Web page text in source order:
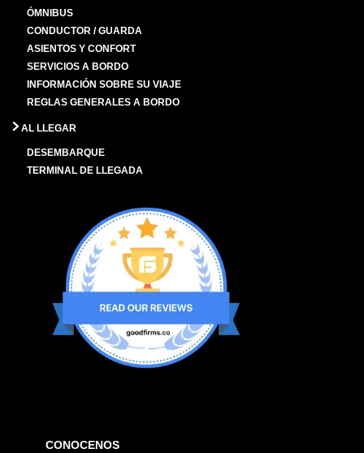
ÓMNIBUS
CONDUCTOR / GUARDA
ASIENTOS Y CONFORT
SERVICIOS A BORDO
INFORMACIÓN SOBRE SU VIAJE
REGLAS GENERALES A BORDO
AL LLEGAR
DESEMBARQUE
TERMINAL DE LLEGADA
CONOCENOS